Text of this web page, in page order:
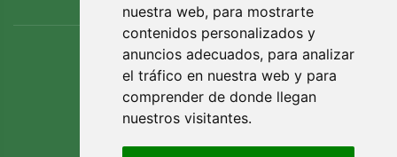
nuestra web, para mostrarte
contenidos personalizados y
anuncios adecuados, para analizar
el tráfico en nuestra web y para
comprender de donde llegan
nuestros visitantes.